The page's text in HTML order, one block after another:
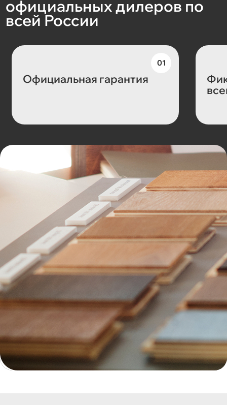
официальных дилеров по
всей России
Официальная гарантия